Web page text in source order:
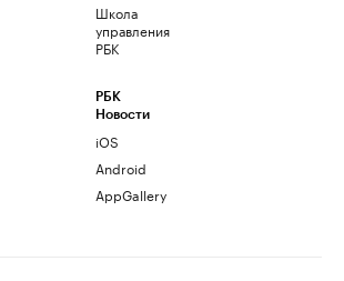
Школа
управления
РБК
РБК
Новости
iOS
Android
AppGallery